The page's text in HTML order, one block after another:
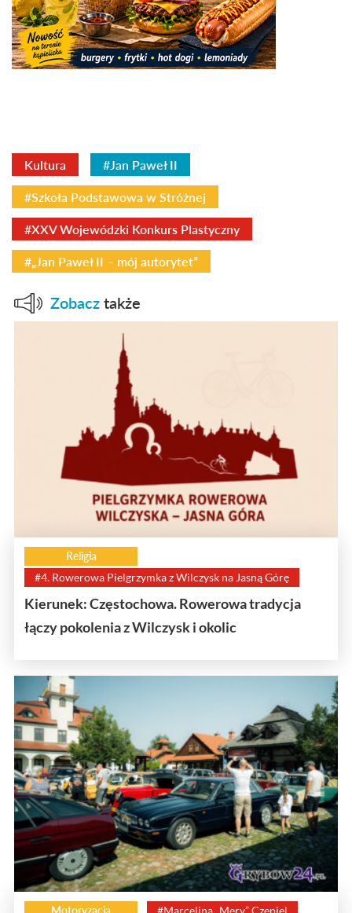
Kultura #Jan Paweł II
#Szkoła Podstawowa w Stróżnej
#XXV Wojewódzki Konkurs Plastyczny
#„Jan Paweł II – mój autorytet”
Zobacz także
Religia
#4. Rowerowa Pielgrzymka z Wilczysk na Jasną Górę
Kierunek: Częstochowa. Rowerowa tradycja
łączy pokolenia z Wilczysk i okolic
Motoryzacja #Marcelina „Mery” Czepiel